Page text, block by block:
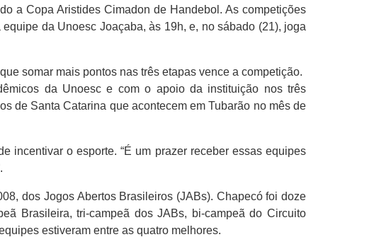
a Copa Aristides Cimadon de Handebol. As competições
da Unoesc Joaçaba, às 19h, e, no sábado (21), joga
somar mais pontos nas três etapas vence a competição.
da Unoesc e com o apoio da instituição nos três
de Santa Catarina que acontecem em Tubarão no mês de
incentivar o esporte. “É um prazer receber essas equipes
dos Jogos Abertos Brasileiros (JABs). Chapecó foi doze
Brasileira, tri-campeã dos JABs, bi-campeã do Circuito
estiveram entre as quatro melhores.